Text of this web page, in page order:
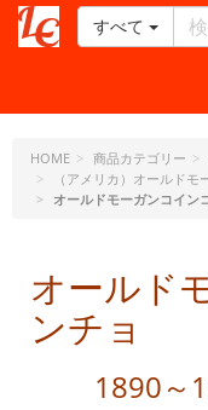
ー
ラ
フ
ト・
ト・
ジ
ェ
すべて
HOME 商品カテゴリー
（アメリカ）オールドモ
オールドモーガンコイ
オールド
ンチョ
1890～